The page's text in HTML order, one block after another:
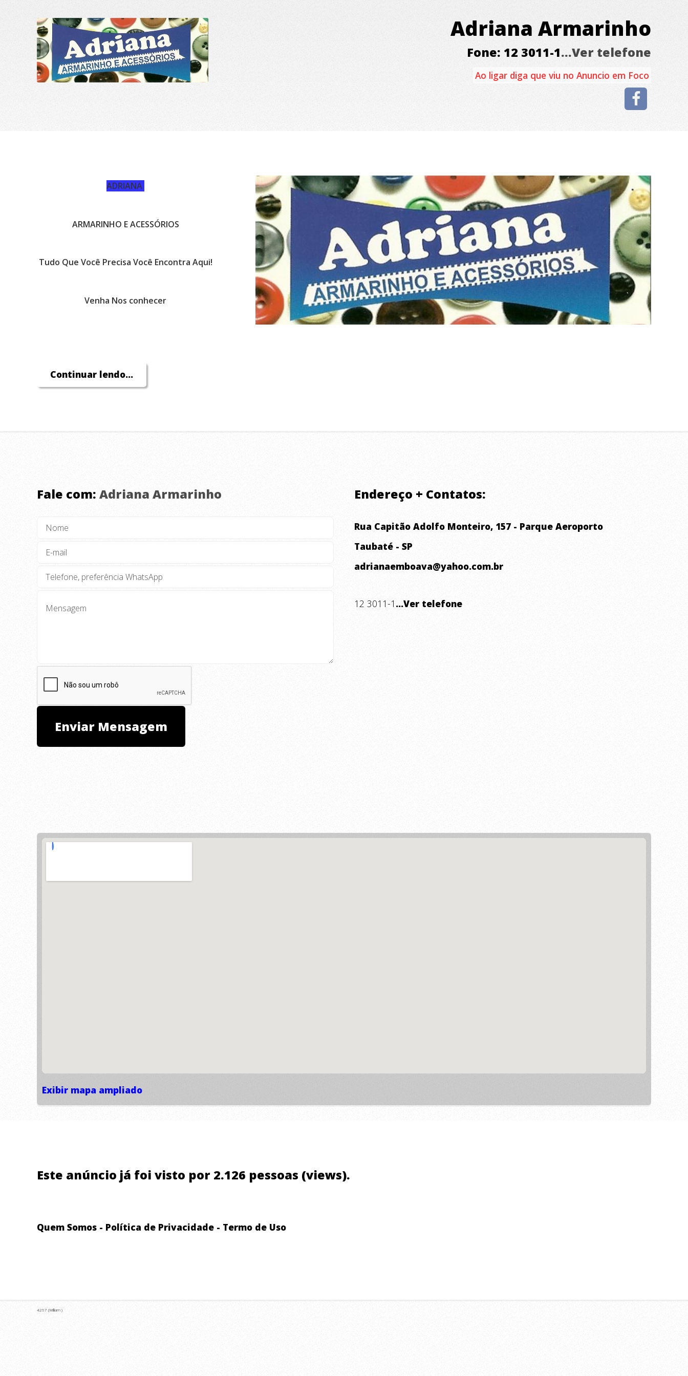
Adriana Armarinho
Fone: 12 3011-1...Ver telefone
Ao ligar diga que viu no Anuncio em Foco
ADRIANA
ARMARINHO E ACESSÓRIOS
Tudo Que Você Precisa Você Encontra Aqui!
Venha Nos conhecer
Continuar lendo...
Fale com: Adriana Armarinho Endereço + Contatos:
Rua Capitão Adolfo Monteiro, 157 - Parque Aeroporto
Taubaté - SP
adrianaemboava@yahoo.com.br
12 3011-1 ...Ver telefone
Exibir mapa ampliado
Este anúncio já foi visto por 2.126 pessoas (views).
Quem Somos - Política de Privacidade - Termo de Uso
4267 (William )